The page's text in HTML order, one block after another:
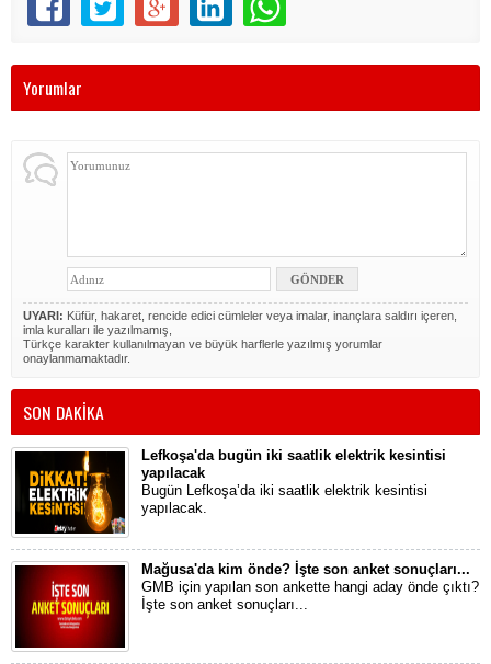
Yorumlar
UYARI: Küfür, hakaret, rencide edici cümleler veya imalar, inançlara saldırı içeren,
imla kuralları ile yazılmamış,
Türkçe karakter kullanılmayan ve büyük harflerle yazılmış yorumlar
onaylanmamaktadır.
SON DAKİKA
Lefkoşa'da bugün iki saatlik elektrik kesintisi
yapılacak
Bugün Lefkoşa’da iki saatlik elektrik kesintisi
yapılacak.
Mağusa'da kim önde? İşte son anket sonuçları...
GMB için yapılan son ankette hangi aday önde çıktı?
İşte son anket sonuçları...